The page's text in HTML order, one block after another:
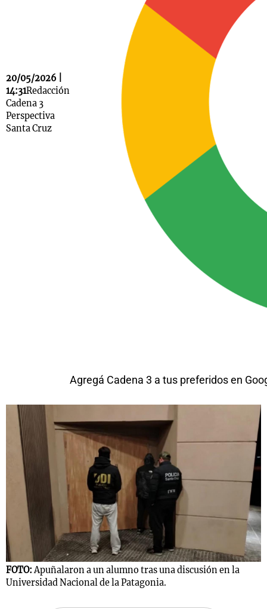
20/05/2026 |
14:31Redacción
Cadena 3
Perspectiva
Santa Cruz
Agregá Cadena 3 a tus preferidos en
FOTO:Apuñalaron a un alumno tras una discusión en la
Universidad Nacional de la Patagonia.